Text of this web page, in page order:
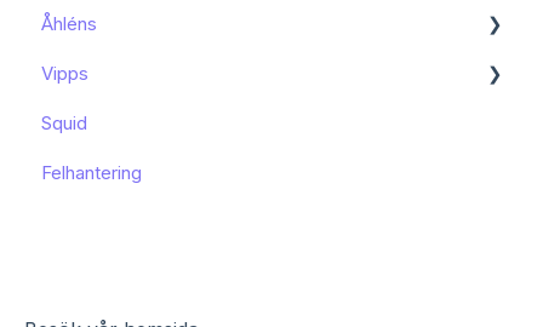
Kom igång
Åhléns
Kom igång
Funktioner och användning
Kända begränsningar
Vipps
Funktioner och användning
Squid
Felhantering